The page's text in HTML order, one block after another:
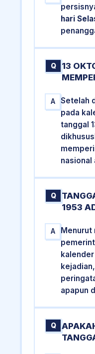
hari
Q
13
A
Setelah
pada
tanggal
nasional
Q
1953
A
Menurut
apapun
Q